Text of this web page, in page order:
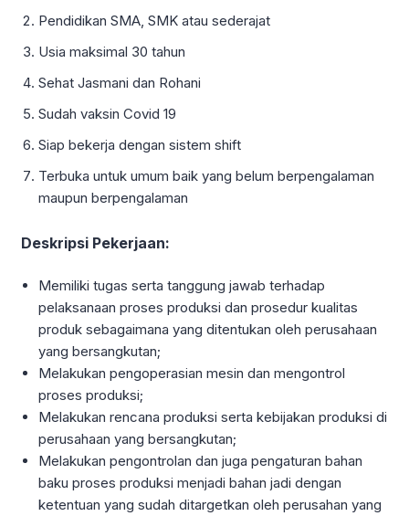
Pendidikan SMA, SMK atau sederajat
Usia maksimal 30 tahun
Sehat Jasmani dan Rohani
Sudah vaksin Covid 19
Siap bekerja dengan sistem shift
Terbuka untuk umum baik yang belum berpengalaman
maupun berpengalaman
Deskripsi Pekerjaan:
Memiliki tugas serta tanggung jawab terhadap
pelaksanaan proses produksi dan prosedur kualitas
produk sebagaimana yang ditentukan oleh perusahaan
yang bersangkutan;
Melakukan pengoperasian mesin dan mengontrol
proses produksi;
Melakukan rencana produksi serta kebijakan produksi di
perusahaan yang bersangkutan;
Melakukan pengontrolan dan juga pengaturan bahan
baku proses produksi menjadi bahan jadi dengan
ketentuan yang sudah ditargetkan oleh perusahan yang